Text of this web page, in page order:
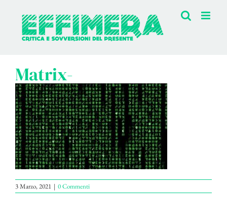
contenuto
Matrix-
3 Marzo, 2021 | 0 Commenti